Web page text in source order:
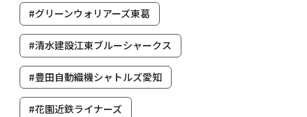
#グリーンウォリアーズ東葛
#清水建設江東ブルーシャークス
#豊田自動織機シャトルズ愛知
#花園近鉄ライナーズ